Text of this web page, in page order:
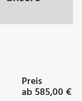
Preis
ab 585,00 €